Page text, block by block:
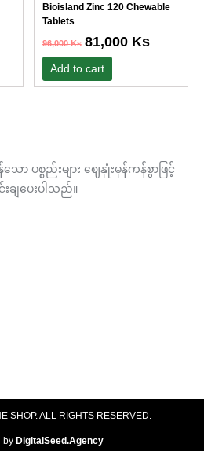
Ks.
Bioisland Zinc 120 Chewable
Tablets
96,000Ks
96,000 Ks.
81,000 Ks
81,000 Ks.
Add to cart
ော ပစ္စည်းများ ဈေနှုံးမှန်ကန်စွာဖြင့်
းချပေးပါသည်။
SHOP. ALL RIGHTS RESERVED​.
by DigitalSeed.Agency